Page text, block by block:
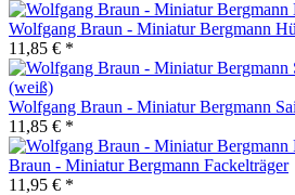
Wolfgang Braun - Miniatur Bergmann
11,85 € *
Wolfgang Braun - Miniatur Bergmann
11,85 € *
Braun - Miniatur Bergmann Fackelträger
11,95 € *